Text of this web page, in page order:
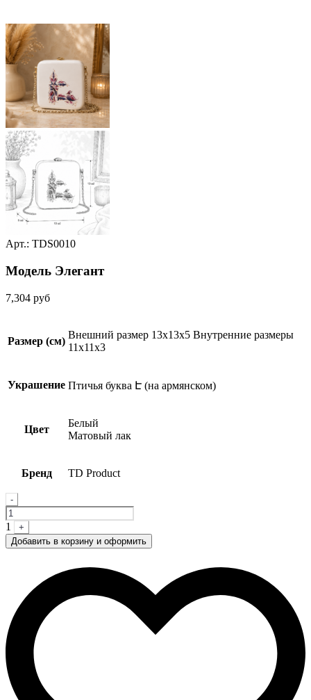
Арт.: TDS0010
Модель Элегант
7,304 руб
Размер (см)
Внешний размер 13x13x5 Внутренние размеры
11x11x3
Украшение Птичья буква Է (на армянском)
Цвет
Белый
Матовый лак
Бренд TD Product
Quantity
-
1
+
Добавить в корзину и оформить